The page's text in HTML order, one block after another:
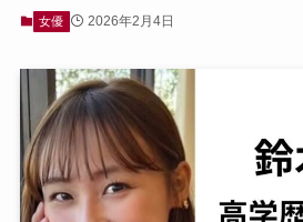
女優 2026年2月4日